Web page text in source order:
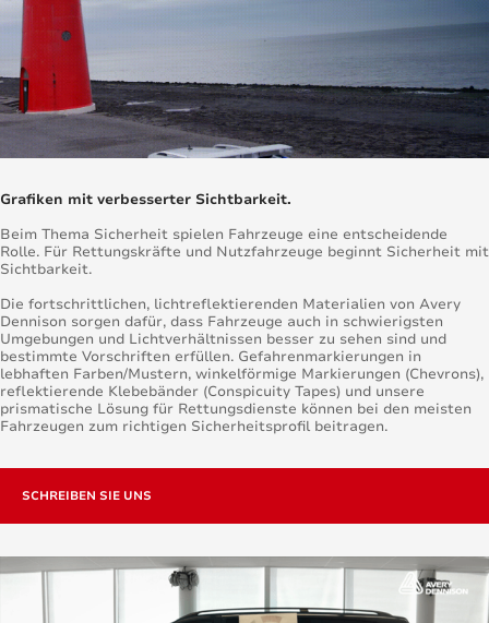
Grafiken mit verbesserter Sichtbarkeit.
Beim Thema Sicherheit spielen Fahrzeuge eine entscheidende
Rolle. Für Rettungskräfte und Nutzfahrzeuge beginnt Sicherheit mit
Sichtbarkeit.
Die fortschrittlichen, lichtreflektierenden Materialien von Avery
Dennison sorgen dafür, dass Fahrzeuge auch in schwierigsten
Umgebungen und Lichtverhältnissen besser zu sehen sind und
bestimmte Vorschriften erfüllen. Gefahrenmarkierungen in
lebhaften Farben/Mustern, winkelförmige Markierungen (Chevrons),
reflektierende Klebebänder (Conspicuity Tapes) und unsere
prismatische Lösung für Rettungsdienste können bei den meisten
Fahrzeugen zum richtigen Sicherheitsprofil beitragen.
SCHREIBEN SIE UNS